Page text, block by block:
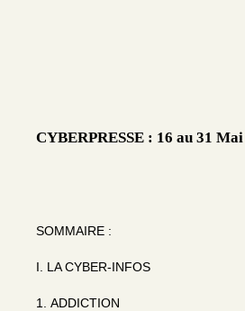
CYBERPRESSE : 16 au 31
SOMMAIRE :
I. LA CYBER-INFOS
1. ADDICTION